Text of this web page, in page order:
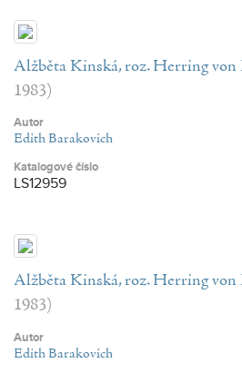
Alžběta Kinská, roz. Herring von
1983)
Autor
Edith Barakovich
Katalogové číslo
LS12959
Alžběta Kinská, roz. Herring von
1983)
Autor
Edith Barakovich